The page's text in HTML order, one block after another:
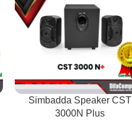
Simbadda Speaker CST
3000N Plus